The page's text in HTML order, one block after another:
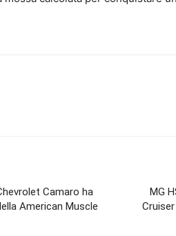
Camaro ha
American Muscle
MG